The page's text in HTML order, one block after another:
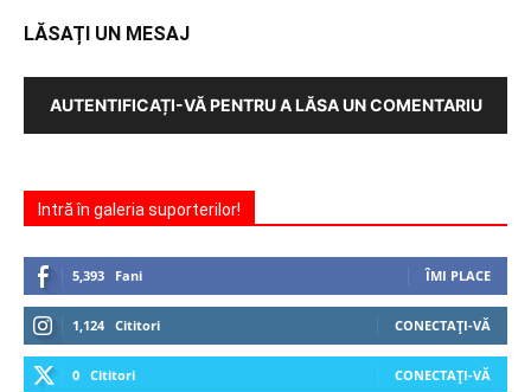
LĂSAȚI UN MESAJ
AUTENTIFICAȚI-VĂ PENTRU A LĂSA UN COMENTARIU
Intră în galeria suporterilor!
5,393 Fani ÎMI PLACE
1,124 Cititori CONECTAȚI-VĂ
0 Cititori CONECTAȚI-VĂ